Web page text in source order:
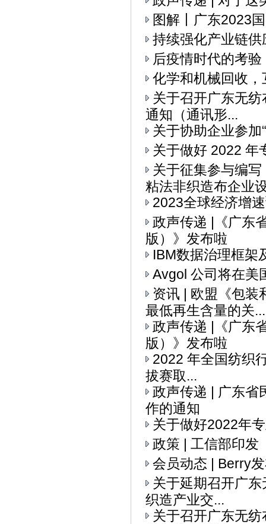
图解丨广东2023
持续强化产业链
后疫情时代的考验
化学和机械回收
关于召开广东无
通知（通讯形...
关于协助企业参加
关于做好 2022 年
关于征集参与编
粘法非织造布企业
2023全球经济增
政声传递 |《广东
版）》发布啦
IBM数据治理框架
Avgol 公司将在美
资讯 | 欧盟《包装
最低再生含量的关...
政声传递 |《广东
版）》发布啦
2022 年全国纺织
拔赛取...
政声传递 | 广东省
作的通知
关于做好2022年
政策 | 工信部印发
会员动态 | Berry
关于延期召开广东
织造产业交...
关于召开广东无纺